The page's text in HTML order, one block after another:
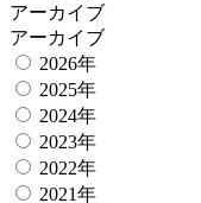
アーカイブ
アーカイブ
2026年
2025年
2024年
2023年
2022年
2021年